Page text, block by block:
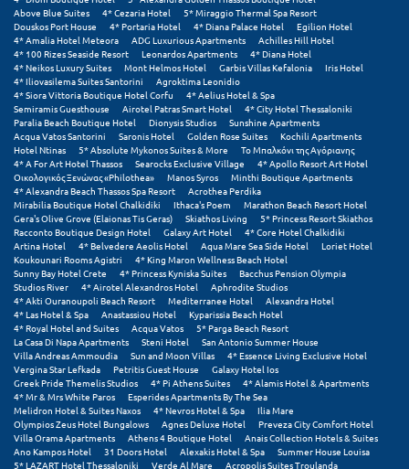
Σκαφιδιά Ηλείας
Σκιάθος
Σκόπελος
Σκύρος
Σούνιο
Σπάρτη
Σπέτσες
Σποράδες
Σύβοτα
Σύμη
Σύρος
Σχοινούσα
Τ
Above Blue Suites
4* Cezaria Hotel
5* Miraggio Thermal Spa Resort
Douskos Port House
4* Portaria Hotel 4* Diana Palace Hotel
Egilion Hotel
4* Amalia Hotel Meteora
ADG Luxurious Apartments
Achilles Hill Hotel
4* 100 Rizes Seaside Resort
Leonardos Apartments
4* Diana Hotel
4* Neikos Luxury Suites
Mont Helmos Hotel Garbis Villas Kefalonia
Iris Hotel
4* Iliovasilema Suites Santorini
Agroktima Leonidio
4* Siora Vittoria Boutique Hotel Corfu
4* Aelius Hotel & Spa
Semiramis Guesthouse
Airotel Patras Smart Hotel
4* City Hotel Thessaloniki
Paralia Beach Boutique Hotel
Dionysis Studios
Sunshine Apartments
Acqua Vatos Santorini
Saronis Hotel Golden Rose Suites
Kochili Apartments
Hotel Ntinas
5* Absolute Mykonos Suites & More
Το Μπαλκόνι της Αγόριανης
4* A For Art Hotel Thassos
Searocks Exclusive Village
4* Apollo Resort Art Hotel
Οικολογικός Ξενώνας «Philothea»
Manos Syros
Minthi Boutique Apartments
4* Alexandra Beach Thassos Spa Resort
Acrothea Perdika
Mirabilia Boutique Hotel Chalkidiki
Ithaca's Poem
Marathon Beach Resort Hotel
Gera's Olive Grove (Elaionas Tis Geras)
Skiathos Living
5* Princess Resort Skiathos
Racconto Boutique Design Hotel
Galaxy Art Hotel
4* Core Hotel Chalkidiki
Artina Hotel
4* Belvedere Aeolis Hotel Aqua Mare Sea Side Hotel
Loriet Hotel
Koukounari Rooms Agistri
4* King Maron Wellness Beach Hotel
Sunny Bay Hotel Crete
4* Princess Kyniska Suites
Bacchus Pension Olympia
Studios River
4* Airotel Alexandros Hotel
Aphrodite Studios
4* Akti Ouranoupoli Beach Resort
Mediterranee Hotel
Alexandra Hotel
4* Las Hotel & Spa
Anastassiou Hotel
Kyparissia Beach Hotel
4* Royal Hotel and Suites
Acqua Vatos
5* Parga Beach Resort
La Casa Di Napa Apartments
Steni Hotel
San Antonio Summer House
Villa Andreas Ammoudia
Sun and Moon Villas
4* Essence Living Exclusive Hotel
Vergina Star Lefkada
Petritis Guest House
Galaxy Hotel Ios
Greek Pride Themelis Studios
4* Pi Athens Suites
4* Alamis Hotel & Apartments
4* Mr & Mrs White Paros
Esperides Apartments By The Sea
Melidron Hotel & Suites Naxos
4* Nevros Hotel & Spa
Ilia Mare
Olympios Zeus Hotel Bungalows
Agnes Deluxe Hotel
Preveza City Comfort Hotel
Villa Orama Apartments
Athens 4 Boutique Hotel
Anais Collection Hotels & Suites
Ano Kampos Hotel
31 Doors Hotel Alexakis Hotel & Spa
Summer House Louisa
5* LAZART Hotel Thessaloniki
Verde Al Mare
Acropolis Suites Troulanda